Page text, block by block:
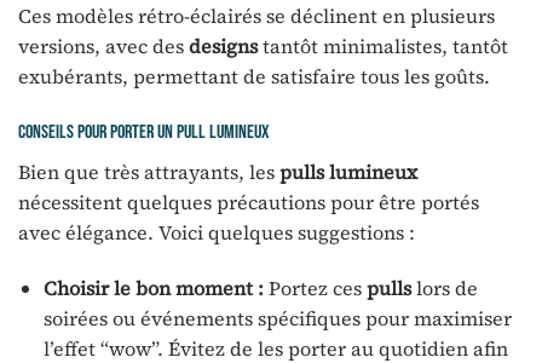
Ces modèles rétro-éclairés se déclinent en plusieurs
versions, avec desdesignstantôt minimalistes, tantôt
exubérants, permettant de satisfaire tous les goûts.
Conseils pour porter un pull lumineux
Bien que très attrayants, lespulls lumineux
nécessitent quelques précautions pour être portés
avec élégance. Voici quelques suggestions :
Choisir le bon moment :Portez cespullslors de
soirées ou événements spécifiques pour maximiser
l’effet “wow”. Évitez de les porter au quotidien afin